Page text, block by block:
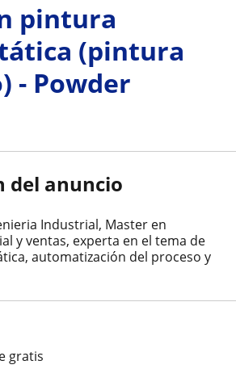
gratis
pintura
(pintura
- Powder
del anuncio
Industrial, Master en
y ventas, experta en el tema de
automatización del proceso y